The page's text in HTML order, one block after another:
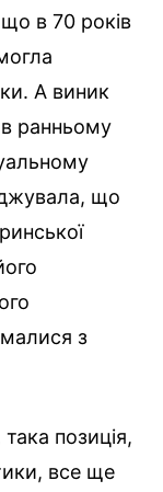
що в 70 років
А виник
в ранньому
що
з
позиція,
все ще